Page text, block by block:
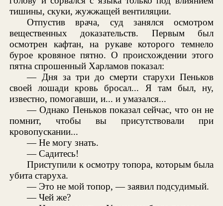
тишины, скуки, жужжащей вентиляции.
Отпустив врача, суд занялся осмотром
вещественных доказательств. Первым был
осмотрен кафтан, на рукаве которого темнело
бурое кровяное пятно. О происхождении этого
пятна спрошенный Харламов показал:
— Дня за три до смерти старухи Пеньков
своей лошади кровь бросал... Я там был, ну,
известно, помогавши, и... и умазался...
— Однако Пеньков показал сейчас, что он не
помнит, чтобы вы присутствовали при
кровопускании...
— Не могу знать.
— Садитесь!
Приступили к осмотру топора, которым была
убита старуха.
— Это не мой топор, — заявил подсудимый.
— Чей же?